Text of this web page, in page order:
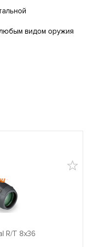
видом оружия
R/T 8x36